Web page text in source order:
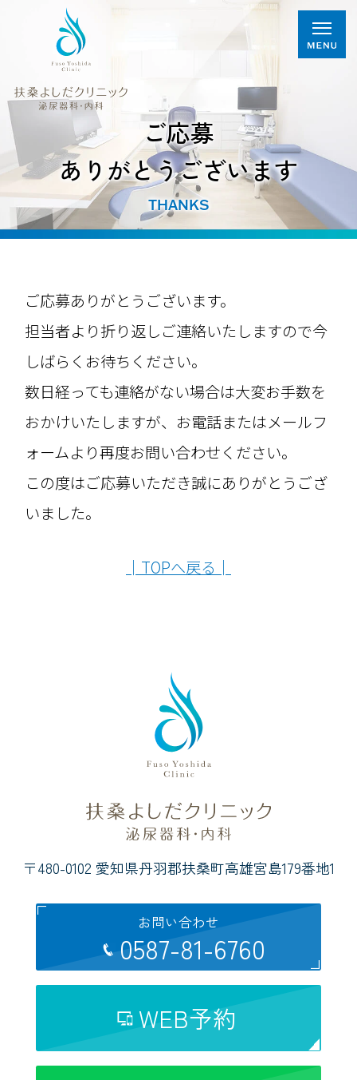
ご応募
ありがとうございます
THANKS
ご応募ありがとうございます。
担当者より折り返しご連絡いたしますので今
しばらくお待ちください。
数日経っても連絡がない場合は大変お手数を
おかけいたしますが、お電話またはメールフ
ォームより再度お問い合わせください。
この度はご応募いただき誠にありがとうござ
いました。
│TOPへ戻る│
〒480-0102 愛知県丹羽郡扶桑町高雄宮島179番地1
お問い合わせ
0587-81-6760
WEB予約